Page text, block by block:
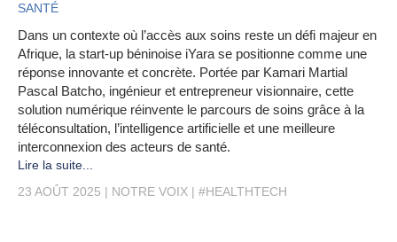
SANTÉ
Dans un contexte où l’accès aux soins reste un défi majeur en
Afrique, la start-up béninoise iYara se positionne comme une
réponse innovante et concrète. Portée par Kamari Martial
Pascal Batcho, ingénieur et entrepreneur visionnaire, cette
solution numérique réinvente le parcours de soins grâce à la
téléconsultation, l’intelligence artificielle et une meilleure
interconnexion des acteurs de santé.
Lire la suite...
23 AOÛT 2025
NOTRE VOIX #HEALTHTECH